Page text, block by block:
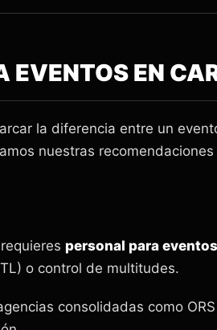
EVENTOS EN
la diferencia entre un
nuestras
personal para
o control de multitudes.
consolidadas como